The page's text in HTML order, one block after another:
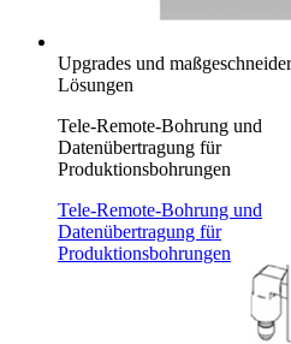
Upgrades und
Lösungen
Tele-Remote-Bohrung und
Datenübertragung für
Produktionsbohrungen
Tele-Remote-Bohrung und
Datenübertragung für
Produktionsbohrungen